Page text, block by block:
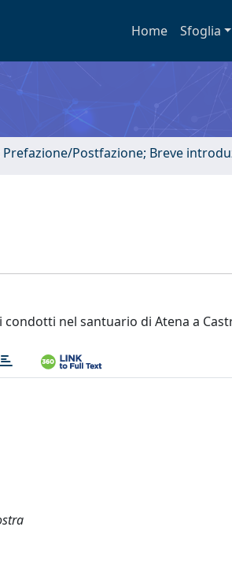
Home Sfoglia
Postfazione; Breve
nel santuario di Atena a